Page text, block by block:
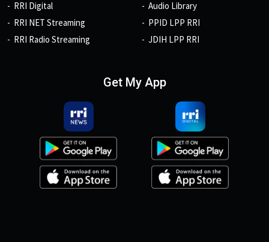
RRI Digital
RRI NET Streaming
RRI Radio Streaming
Audio Library
PPID LPP RRI
JDIH LPP RRI
Get My App